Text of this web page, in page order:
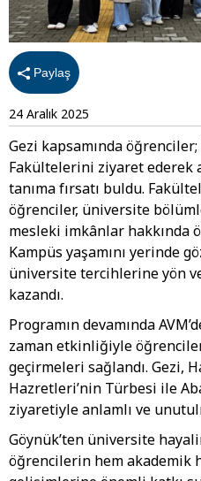
Paylaş
24 Aralık 2025
Gezi kapsamında
Fakültelerini ziyaret ederek
tanıma fırsatı buldu.
öğrenciler, üniversite
mesleki imkânlar hakkında
Kampüs yaşamını yerinde
üniversite tercihlerine yön
kazandı.
Programın devamında
zaman etkinliğiyle
geçirmeleri sağlandı. Gezi,
Hazretleri’nin Türbesi ile
ziyaretiyle anlamlı ve
Göynük’ten üniversite
öğrencilerin hem akademik